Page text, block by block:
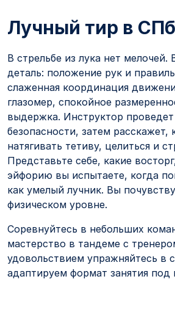
Лучный тир в СПб
В стрельбе из лука нет мелочей.
деталь: положение рук и
слаженная координация
глазомер, спокойное
выдержка. Инструктор проведет
безопасности, затем расскажет,
натягивать тетиву, целиться и
Представьте себе, какие
эйфорию вы испытаете, когда
как умелый лучник. Вы
физическом уровне.
Соревнуйтесь в небольших
мастерство в тандеме с
удовольствием упражняйтесь в
адаптируем формат занятия